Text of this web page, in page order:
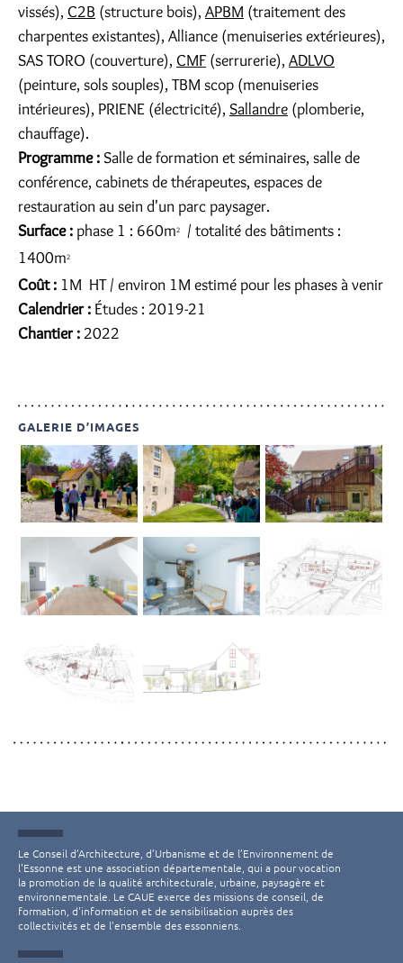
vissés), C2B (structure bois), APBM (traitement des
charpentes existantes), Alliance (menuiseries extérieures),
SAS TORO (couverture), CMF (serrurerie), ADLVO
(peinture, sols souples), TBM scop (menuiseries
intérieures), PRIENE (électricité), Sallandre (plomberie,
chauffage).
Programme :Salle de formation et séminaires, salle de
conférence, cabinets de thérapeutes, espaces de
restauration au sein d'un parc paysager.
Surface : phase 1 : 660m2
/ totalité des bâtiments :
1400m2
Coût : 1M  HT / environ 1M estimé pour les phases à venir
Calendrier : Études : 2019-21
Chantier :2022
GALERIE D’IMAGES
Le Conseil d’Architecture, d’Urbanisme et de l’Environnement de
l'Essonne est une association départementale, qui a pour vocation
la promotion de la qualité architecturale, urbaine, paysagère et
environnementale. Le CAUE exerce des missions de conseil, de
formation, d'information et de sensibilisation auprès des
collectivités et de l’ensemble des essonniens.